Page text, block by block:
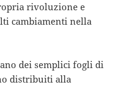
rivoluzione e
cambiamenti nella
dei semplici fogli di
distribuiti alla